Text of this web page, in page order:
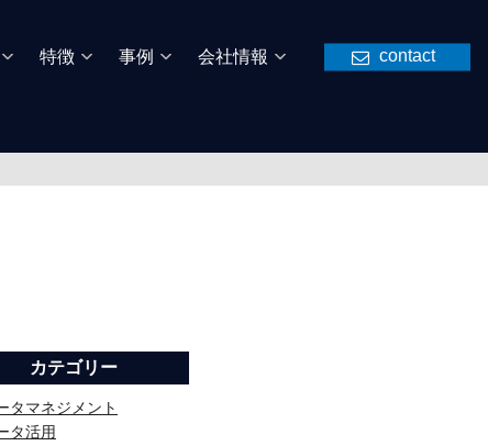
特徴 事例 会社情報 contact
カテゴリー
タマネジメント
タ活用